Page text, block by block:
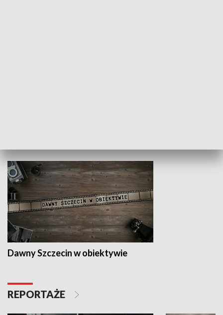
Dawny Szczecin w obiektywie
REPORTAŻE